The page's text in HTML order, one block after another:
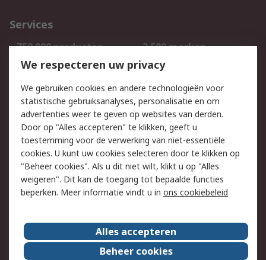
Services
750.000 producten
2.500 merken
Bestellen
Inkoopoplossingen
Track & Trace
Wettelijk
Cookiebeleid
Email veiligheid
Privacybeleid
Websitevoorwaarden
Algemene
verkoopvoorwaarden
Over RS
RS Group
Over ons
We respecteren uw privacy
We gebruiken cookies en andere technologieën voor
statistische gebruiksanalyses, personalisatie en om
advertenties weer te geven op websites van derden.
Door op "Alles accepteren" te klikken, geeft u
toestemming voor de verwerking van niet-essentiële
cookies. U kunt uw cookies selecteren door te klikken op
"Beheer cookies". Als u dit niet wilt, klikt u op "Alles
weigeren". Dit kan de toegang tot bepaalde functies
beperken. Meer informatie vindt u in ons cookiebeleid
Alles accepteren
Beheer cookies